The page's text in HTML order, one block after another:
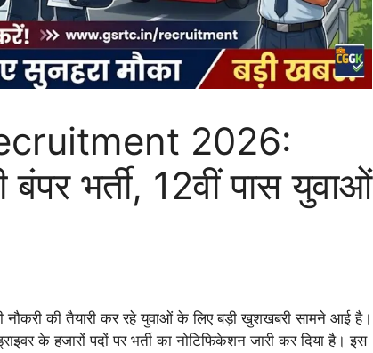
2026:
भर्ती, 12वीं पास युवाओं
नौकरी की तैयारी कर रहे युवाओं के लिए बड़ी खुशखबरी सामने आई है।
के हजारों पदों पर भर्ती का नोटिफिकेशन जारी कर दिया है। इस